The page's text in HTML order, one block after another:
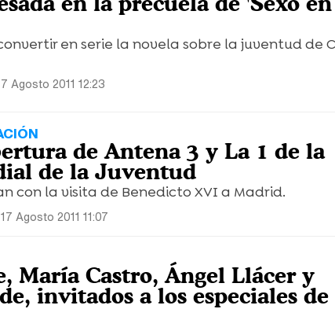
en serie la novela sobre la juventud de
Agosto 2011 12:23
de Antena 3 y La 1 de la
de la Juventud
con la visita de Benedicto XVI a Madrid.
Agosto 2011 11:07
María Castro, Ángel Llácer y
invitados a los especiales de